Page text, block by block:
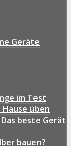
Geräte
im Test
Hause üben
beste Gerät
bauen?